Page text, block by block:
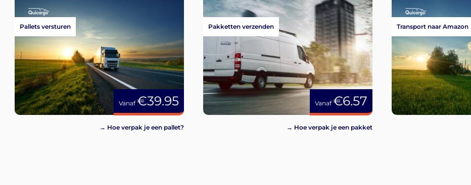
Vanaf€39.95
Pallets versturen
→ Hoe verpak je een pallet?
Vanaf€6.57
Pakketten verzenden
→ Hoe verpak je een pakket
Transport naar Amazon